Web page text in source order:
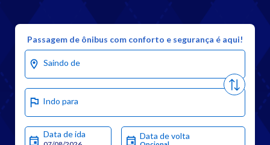
Passagem de ônibus com conforto e segurança é aqui!
Saindo de
Indo para
Data de ida Data de volta